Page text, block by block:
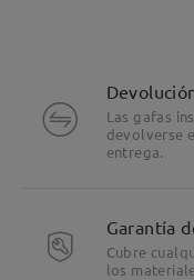
Las gafas
devolverse
entrega.
Garantía
Cubre
los